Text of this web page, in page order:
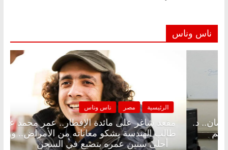
ناس وناس
الرئيسية
مقعد شاغر
طالب
أحلى سنين عمره بتضيع في السجن
ناس وناس
على الإفطار وبلكونة بلا زينة رمضان.. د.
فاروق خبير اقتصادي في انتظار حلم